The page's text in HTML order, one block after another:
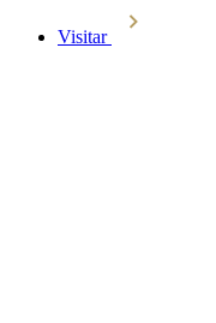
Visitar